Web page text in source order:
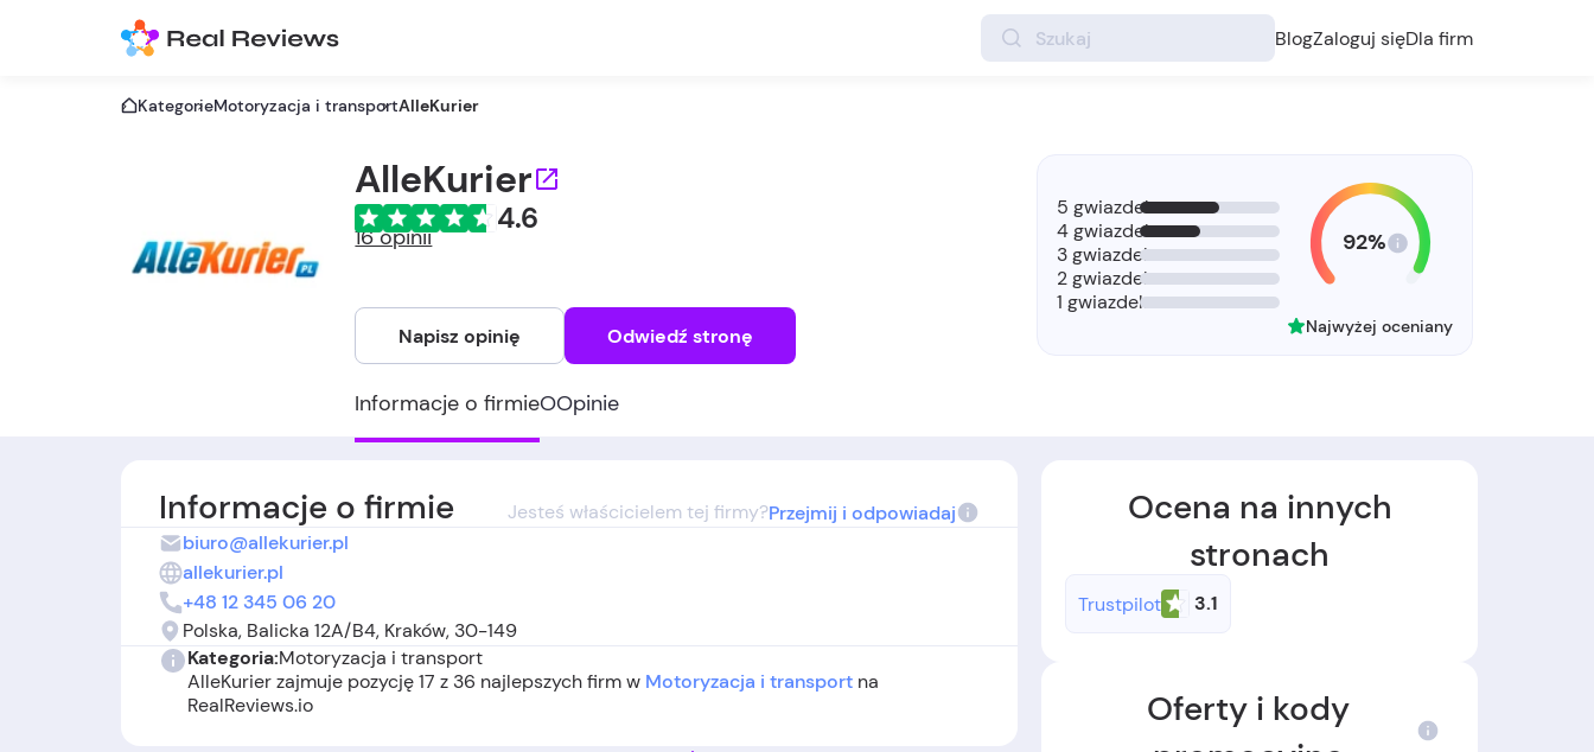
BlogZaloguj sięDla firm
KategorieMotoryzacja i transportAlleKurier
AlleKurier
4.6
16 opinii
Napisz opinię Odwiedź stronę
Informacje o firmieOOpinie
5 gwiazdek
4 gwiazdek
3 gwiazdek
2 gwiazdek
1 gwiazdek
92%
Najwyżej oceniany
Informacje o firmie Jesteś właścicielem tej firmy?Przejmij i odpowiadaj
biuro@allekurier.pl
allekurier.pl
+48 12 345 06 20
Polska, Balicka 12A/B4, Kraków, 30-149
Kategoria:Motoryzacja i transport
AlleKurier zajmuje pozycję 17 z 36 najlepszych firm w Motoryzacja i transport na
RealReviews.io
Ocena na innych
stronach
Trustpilot 3.1
Oferty i kody